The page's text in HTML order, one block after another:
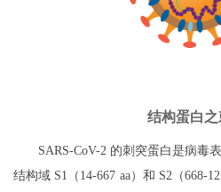
结构蛋白之
SARS-CoV-2 的刺突蛋白是病毒
结构域 S1（14-667 aa）和 S2（668-